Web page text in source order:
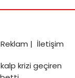
Reklam | İletişim
krizi geçiren